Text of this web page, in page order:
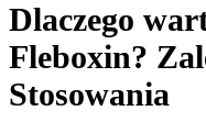
Dlaczego
Fleboxin?
Stosowania